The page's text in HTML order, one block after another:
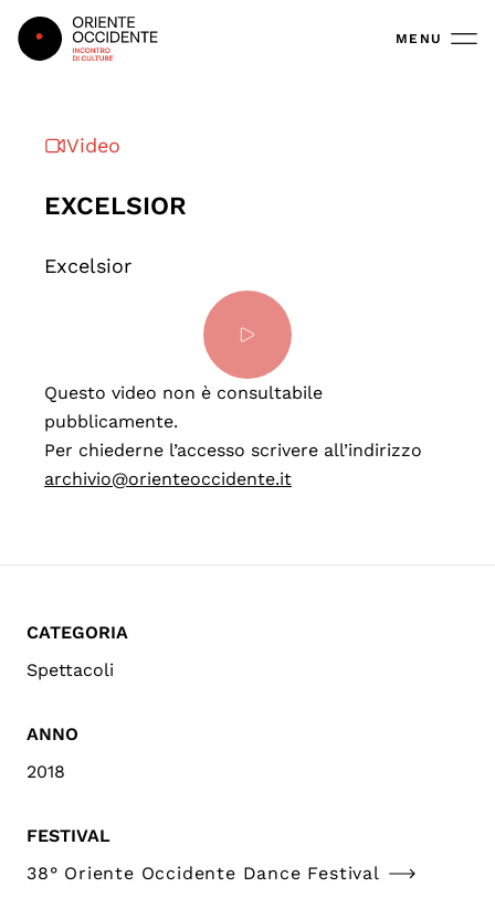
Oriente Occidente MENU
Video
EXCELSIOR
Excelsior
Questo video non è consultabile
pubblicamente.
Per chiederne l’accesso scrivere all’indirizzo
archivio@orienteoccidente.it
CATEGORIA
Spettacoli
ANNO
2018
FESTIVAL
38° Oriente Occidente Dance Festival